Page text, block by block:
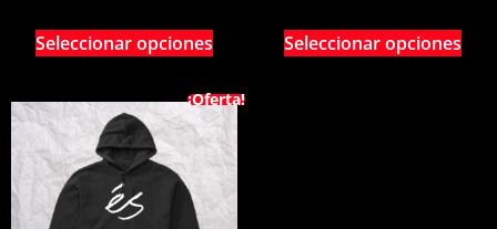
Seleccionar opciones Seleccionar opciones
¡Oferta!